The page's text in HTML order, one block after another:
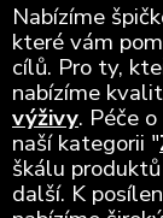
Nabízíme
které vám
cílů. Pro ty,
nabízíme
výživy. Péče
naší kategorii "
škálu
další. K